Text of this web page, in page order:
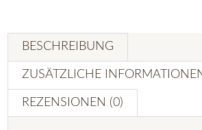
BESCHREIBUNG
ZUSÄTZLICHE
REZENSIONEN (0)